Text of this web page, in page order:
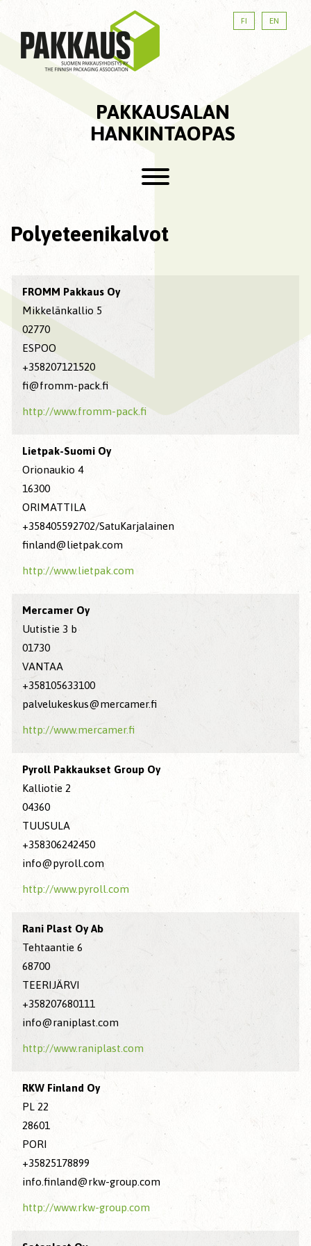
FI EN
PAKKAUSALAN
HANKINTAOPAS
Polyeteenikalvot
FROMM Pakkaus Oy
Mikkelänkallio 5
02770
ESPOO
+358207121520
fi@fromm-pack.fi
http://www.fromm-pack.fi
Lietpak-Suomi Oy
Orionaukio 4
16300
ORIMATTILA
+358405592702/SatuKarjalainen
finland@lietpak.com
http://www.lietpak.com
Mercamer Oy
Uutistie 3 b
01730
VANTAA
+358105633100
palvelukeskus@mercamer.fi
http://www.mercamer.fi
Pyroll Pakkaukset Group Oy
Kalliotie 2
04360
TUUSULA
+358306242450
info@pyroll.com
http://www.pyroll.com
Rani Plast Oy Ab
Tehtaantie 6
68700
TEERIJÄRVI
+358207680111
info@raniplast.com
http://www.raniplast.com
RKW Finland Oy
PL 22
28601
PORI
+35825178899
info.finland@rkw-group.com
http://www.rkw-group.com